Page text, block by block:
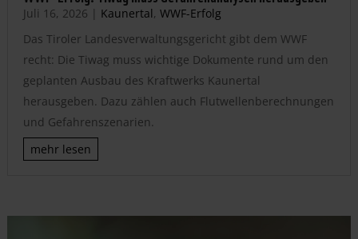
Juli 16, 2026 | Kaunertal, WWF-Erfolg
Das Tiroler Landesverwaltungsgericht gibt dem WWF
recht: Die Tiwag muss wichtige Dokumente rund um den
geplanten Ausbau des Kraftwerks Kaunertal
herausgeben. Dazu zählen auch Flutwellenberechnungen
und Gefahrenszenarien.
mehr lesen